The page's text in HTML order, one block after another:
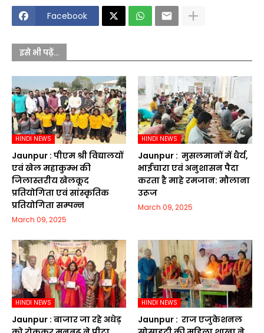
Facebook
इसे भी पढ़ें...
HINDI NEWS
Jaunpur :​ पीएम श्री विद्यालयों
एवं खेल महाकुम्भ की
जिलास्तरीय खेलकूद
प्रतियोगिता एवं सांस्कृतिक
प्रतियोगिता सम्पन्न
March 09, 2025
HINDI NEWS
Jaunpur : ​ मुसलमानों में धैर्य,
भाईचारा एवं अनुशासन पैदा
करता है माहे रमजान: मौलाना
उरूज
March 09, 2025
HINDI NEWS
Jaunpur :​ बाजार जा रहे अधेड़
HINDI NEWS
Jaunpur : ​ ​राज एजुकेशनल